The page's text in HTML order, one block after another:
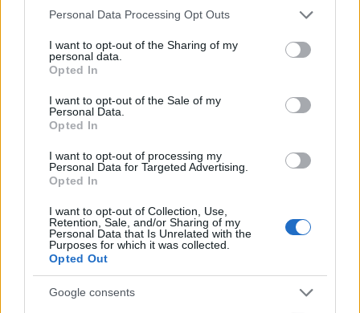
Please note that this website/app uses one or more Google
not limited to your visit or usage behaviour. You may click to
grant or deny consent to Google and its third-party tags to
use your data for below specified purposes in below Google
consent section.
Personal Data Processing Opt Outs
I want to opt-out of the Sharing of my
personal data.
Opted In
I want to opt-out of the Sale of my
Personal Data.
Opted In
I want to opt-out of processing my
Personal Data for Targeted Advertising.
Opted In
I want to opt-out of Collection, Use,
Retention, Sale, and/or Sharing of my
Personal Data that Is Unrelated with the
Purposes for which it was collected.
Opted Out
Google consents
ΟΙΚΟΝΟΜΊΑ
Νέα εποχή για τη ΔΕΘ: Το έργο των 204,6 εκατ. ευρώ
ΑΝΑΡΤΗΘΗΚΕ ΑΠΟΆΛΚΗΣΤΗ ΓΑΤΟΠΟΎΛΟΥ 6 ΑΥΓΟΎΣΤΟΥ 2026